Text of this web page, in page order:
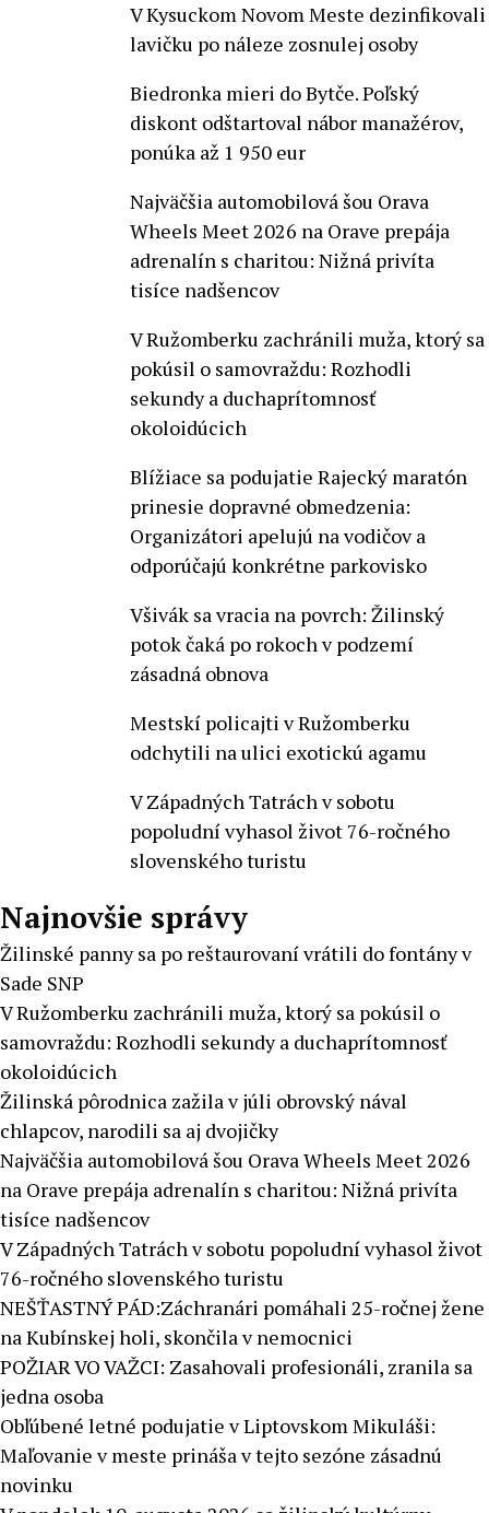
V Kysuckom Novom Meste dezinfikovali
lavičku po náleze zosnulej osoby
Biedronka mieri do Bytče. Poľský
diskont odštartoval nábor manažérov,
ponúka až 1 950 eur
Najväčšia automobilová šou Orava
Wheels Meet 2026 na Orave prepája
adrenalín s charitou: Nižná privíta
tisíce nadšencov
V Ružomberku zachránili muža, ktorý sa
pokúsil o samovraždu: Rozhodli
sekundy a duchaprítomnosť
okoloidúcich
Blížiace sa podujatie Rajecký maratón
prinesie dopravné obmedzenia:
Organizátori apelujú na vodičov a
odporúčajú konkrétne parkovisko
Všivák sa vracia na povrch: Žilinský
potok čaká po rokoch v podzemí
zásadná obnova
Mestskí policajti v Ružomberku
odchytili na ulici exotickú agamu
V Západných Tatrách v sobotu
popoludní vyhasol život 76-ročného
slovenského turistu
Najnovšie správy
Žilinské panny sa po reštaurovaní vrátili do fontány v
Sade SNP
V Ružomberku zachránili muža, ktorý sa pokúsil o
samovraždu: Rozhodli sekundy a duchaprítomnosť
okoloidúcich
Žilinská pôrodnica zažila v júli obrovský nával
chlapcov, narodili sa aj dvojičky
Najväčšia automobilová šou Orava Wheels Meet 2026
na Orave prepája adrenalín s charitou: Nižná privíta
tisíce nadšencov
V Západných Tatrách v sobotu popoludní vyhasol život
76-ročného slovenského turistu
NEŠŤASTNÝ PÁD:Záchranári pomáhali 25-ročnej žene
na Kubínskej holi, skončila v nemocnici
POŽIAR VO VAŽCI: Zasahovali profesionáli, zranila sa
jedna osoba
Obľúbené letné podujatie v Liptovskom Mikuláši:
Maľovanie v meste prináša v tejto sezóne zásadnú
novinku